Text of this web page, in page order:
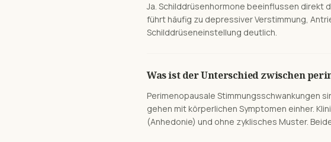
Ja. Schilddrüsenhormone beeinflussen
führt häufig zu depressiver Verstimmung,
Schilddrüseneinstellung deutlich.
Was ist der Unterschied zwischen
Perimenopausale Stimmungsschwankungen
gehen mit körperlichen Symptomen einher.
(Anhedonie) und ohne zyklisches Muster.